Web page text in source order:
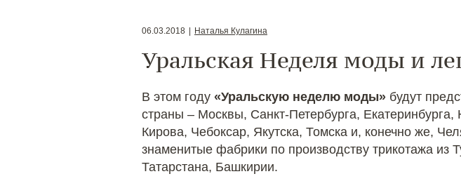
06.03.2018 Наталья Кулагина
Уральская Неделя моды и
В этом году «Уральскую неделю моды» будут
страны – Москвы, Санкт-Петербурга,
Кирова, Чебоксар, Якутска, Томска и, конечно же,
знаменитые фабрики по производству трикотажа
Татарстана, Башкирии.